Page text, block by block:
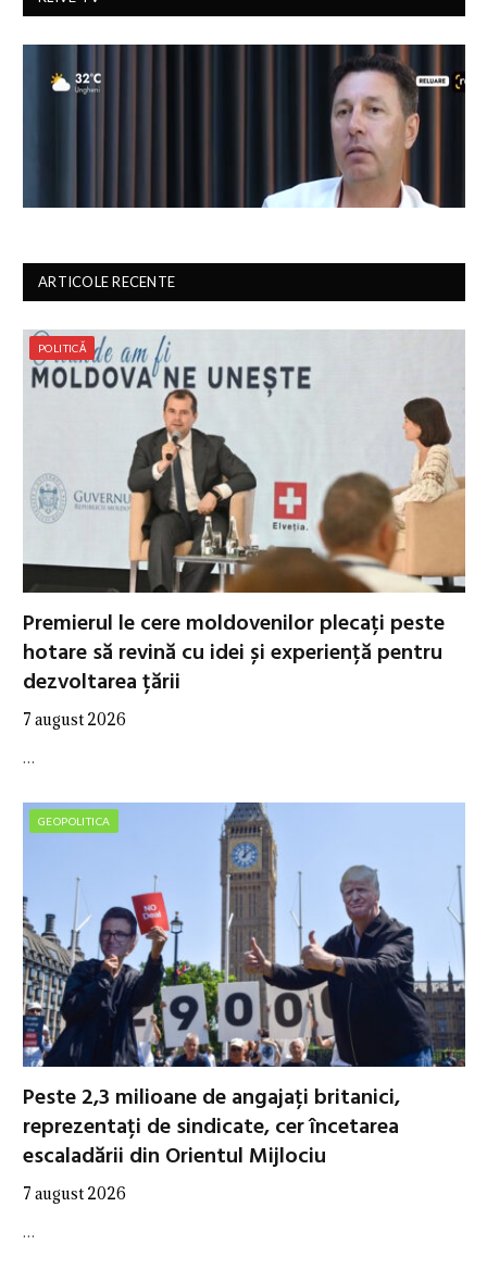
ARTICOLE RECENTE
POLITICĂ
Premierul le cere moldovenilor plecați peste
hotare să revină cu idei și experiență pentru
dezvoltarea țării
7 august 2026
…
GEOPOLITICA
Peste 2,3 milioane de angajați britanici,
reprezentați de sindicate, cer încetarea
escaladării din Orientul Mijlociu
7 august 2026
…